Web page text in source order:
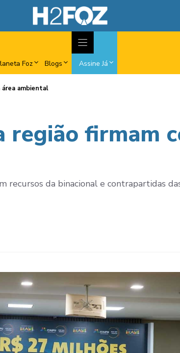
Foz Blogs Assine Já
ambiental
região firmam
recursos da binacional e contrapartidas